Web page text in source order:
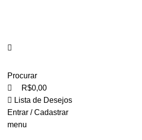
Procurar
R$0,00
Lista de Desejos
Entrar / Cadastrar
menu